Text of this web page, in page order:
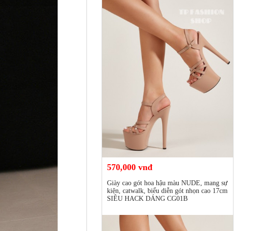
570,000 vnđ
Giày cao gót hoa hậu màu NUDE, mang sự
kiện, catwalk, biểu diễn gót nhọn cao 17cm
SIÊU HACK DÁNG CG01B